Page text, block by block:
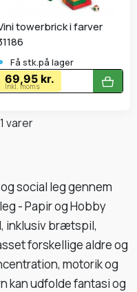
i farver
Få stk.på lager
69,95 kr.
Inkl. moms
varer
social leg gennem
- Papir og Hobby
inklusiv brætspil,
forskellige aldre og
motorik og
kan udfolde fantasi og